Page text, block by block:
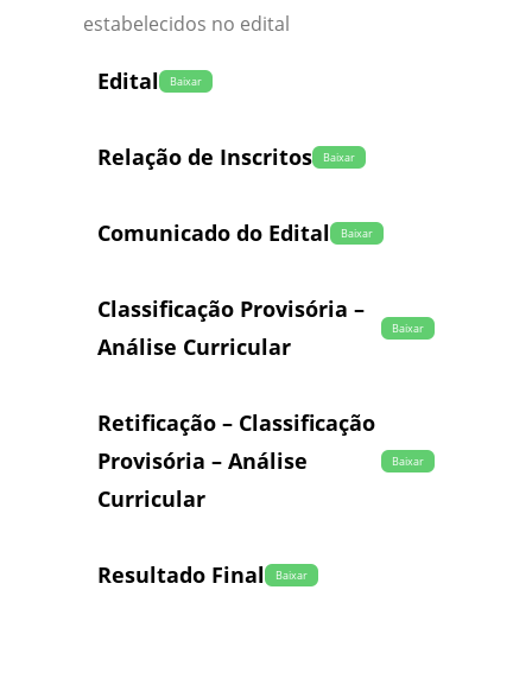
estabelecidos no edital
Edital Baixar
Relação de Inscritos Baixar
Comunicado do Edital Baixar
Classificação Provisória –
Análise Curricular
Baixar
Retificação – Classificação
Provisória – Análise
Curricular
Baixar
Resultado Final Baixar